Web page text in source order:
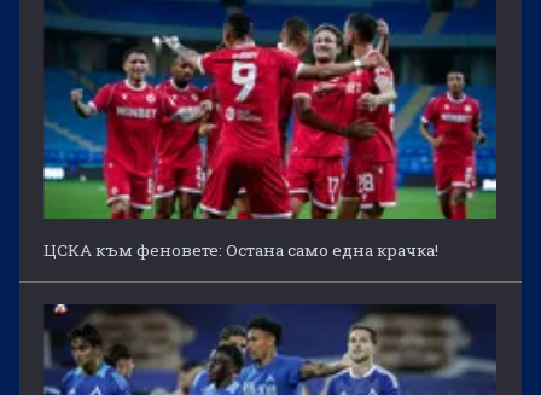
ЦСКА към феновете: Остана само една крачка!